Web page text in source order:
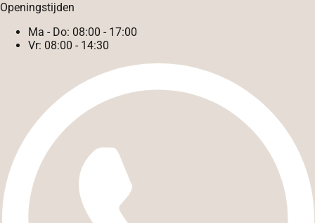
Openingstijden
Ma - Do: 08:00 - 17:00
Vr: 08:00 - 14:30